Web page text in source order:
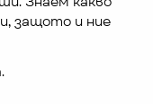
защото и ние